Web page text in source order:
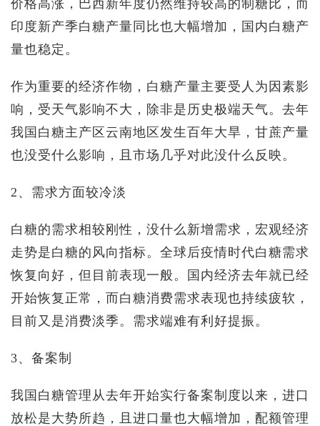
价格高涨，巴西新年度仍然维持较高的制糖比，而
印度新产季白糖产量同比也大幅增加，国内白糖产
量也稳定。
作为重要的经济作物，白糖产量主要受人为因素影
响，受天气影响不大，除非是历史极端天气。去年
我国白糖主产区云南地区发生百年大旱，甘蔗产量
也没受什么影响，且市场几乎对此没什么反映。
2、需求方面较冷淡
白糖的需求相较刚性，没什么新增需求，宏观经济
走势是白糖的风向指标。全球后疫情时代白糖需求
恢复向好，但目前表现一般。国内经济去年就已经
开始恢复正常，而白糖消费需求表现也持续疲软，
目前又是消费淡季。需求端难有利好提振。
3、备案制
我国白糖管理从去年开始实行备案制度以来，进口
放松是大势所趋，且进口量也大幅增加，配额管理